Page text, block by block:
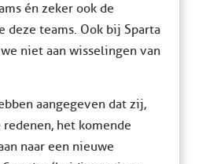
én zeker ook de
deze teams. Ook bij Sparta
niet aan wisselingen van
aangegeven dat zij,
het komende
naar een nieuwe